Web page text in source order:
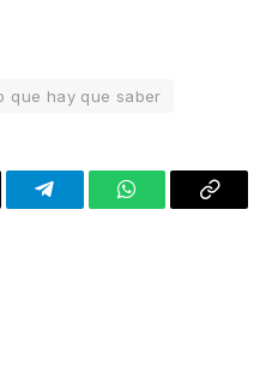
que hay que saber
TelegramWhatsAppCopy